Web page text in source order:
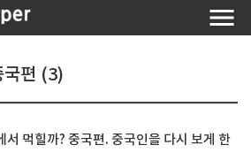
국편 (3)
서 먹힐까? 중국편. 중국인을 다시 보게 한